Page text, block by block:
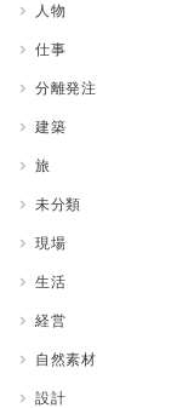
人物
仕事
分離発注
建築
旅
未分類
現場
生活
経営
自然素材
設計